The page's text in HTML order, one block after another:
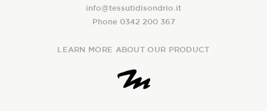
info@tessutidisondrio.it
Phone 0342 200 367
LEARN MORE ABOUT OUR PRODUCT